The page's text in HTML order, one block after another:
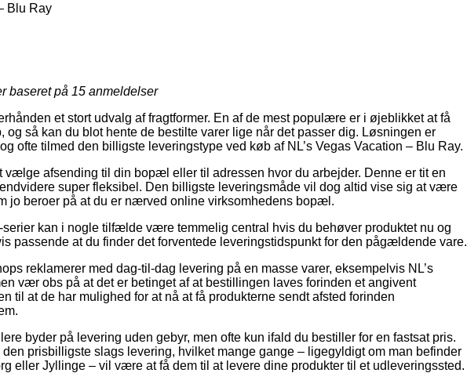
Blu Ray
baseret på 15 anmeldelser
et stort udvalg af fragtformer. En af de mest populære er i øjeblikket at få
og så kan du blot hente de bestilte varer lige når det passer dig. Løsningen er
ofte tilmed den billigste leveringstype ved køb af NL’s Vegas Vacation – Blu Ray.
afsending til din bopæl eller til adressen hvor du arbejder. Denne er tit en
super fleksibel. Den billigste leveringsmåde vil dog altid vise sig at være
jo beroer på at du er nærved online virksomhedens bopæl.
serier kan i nogle tilfælde være temmelig central hvis du behøver produktet nu og
passende at du finder det forventede leveringstidspunkt for den pågældende vare.
reklamerer med dag-til-dag levering på en masse varer, eksempelvis NL’s
vær obs på at det er betinget af at bestillingen laves forinden et angivent
til at de har mulighed for at nå at få produkterne sendt afsted forinden
byder på levering uden gebyr, men ofte kun ifald du bestiller for en fastsat pris.
prisbilligste slags levering, hvilket mange gange – ligegyldigt om man befinder
eller Jyllinge – vil være at få dem til at levere dine produkter til et udleveringssted.